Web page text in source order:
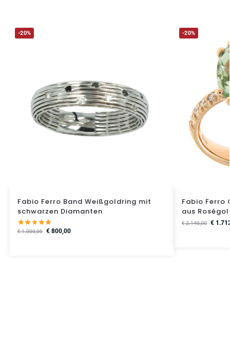
-20%
Fabio Ferro Band Weißgoldring mit
schwarzen Diamanten
€1.000,00 €800,00
-20%
Fabio Ferro
aus
€2.140,00 €